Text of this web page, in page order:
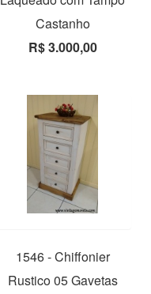
Castanho
R$ 3.000,00
1546 - Chiffonier
Rustico 05 Gavetas